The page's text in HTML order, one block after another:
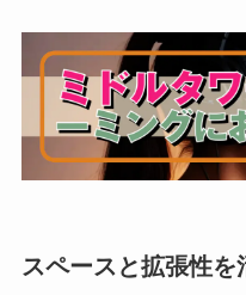
スペースと拡張性を